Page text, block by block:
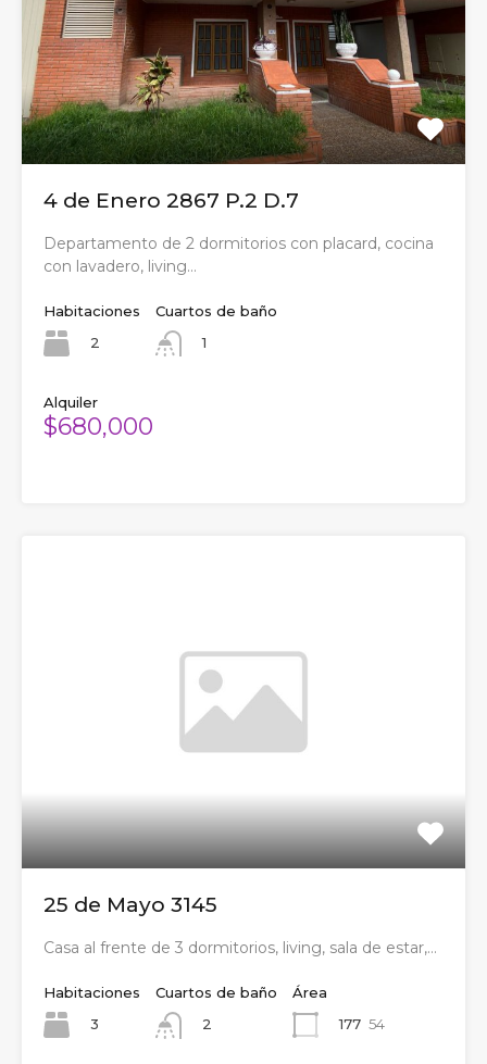
4 de Enero 2867 P.2 D.7
Departamento de 2 dormitorios con placard, cocina
con lavadero, living…
Habitaciones
2
Cuartos de baño
1
Alquiler
$680,000
25 de Mayo 3145
Casa al frente de 3 dormitorios, living, sala de estar,…
Habitaciones
3
Cuartos de baño
2
Área
177 54